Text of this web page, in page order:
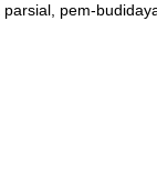
pem-